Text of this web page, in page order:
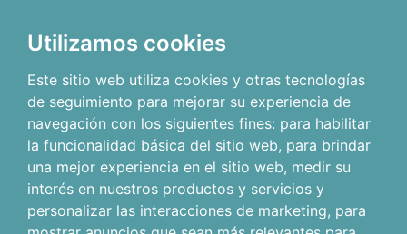
Utilizamos cookies
Este sitio web utiliza cookies y otras tecnologías
de seguimiento para mejorar su experiencia de
navegación con los siguientes fines: para habilitar
la funcionalidad básica del sitio web, para brindar
una mejor experiencia en el sitio web, medir su
interés en nuestros productos y servicios y
personalizar las interacciones de marketing, para